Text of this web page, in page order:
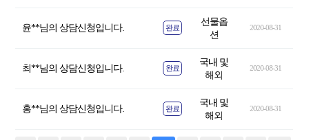
윤**님의 상담신청입니다. 완료
선물옵
션
2020-08-31
최**님의 상담신청입니다. 완료
국내 및
해외
2020-08-31
홍**님의 상담신청입니다. 완료
국내 및
해외
2020-08-31